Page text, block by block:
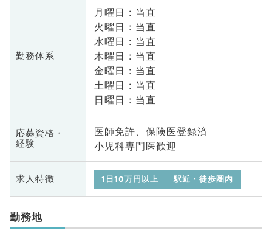
勤務体系
月曜日 : 当直
火曜日 : 当直
水曜日 : 当直
木曜日 : 当直
金曜日 : 当直
土曜日 : 当直
日曜日 : 当直
応募資格・
経験
医師免許、保険医登録済
小児科専門医歓迎
求人特徴 1日10万円以上 駅近・徒歩圏内
勤務地